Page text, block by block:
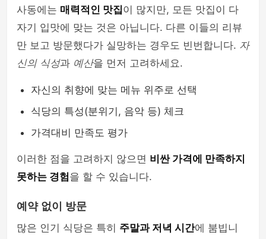
사동에는 매력적인 맛집이 많지만, 모든 맛집이 다
자기 입맛에 맞는 것은 아닙니다. 다른 이들의 리뷰
만 보고 방문했다가 실망하는 경우도 빈번합니다. 자
신의 식성과 예산을 먼저 고려하세요.
자신의 취향에 맞는 메뉴 위주로 선택
식당의 특성(분위기, 음악 등) 체크
가격대비 만족도 평가
이러한 점을 고려하지 않으면 비싼 가격에 만족하지
못하는 경험을 할 수 있습니다.
예약 없이 방문
많은 인기 식당은 특히 주말과 저녁 시간에 붐빕니